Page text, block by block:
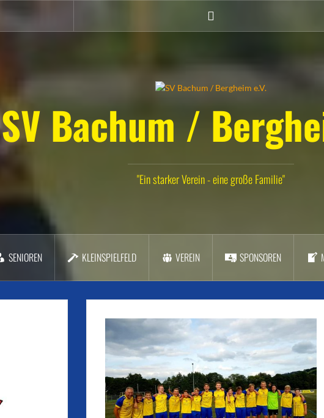
SV Bachum /
"Ein starker Verein - eine große Familie"
SENIOREN KLEINSPIELFELD VEREIN SPONSOREN